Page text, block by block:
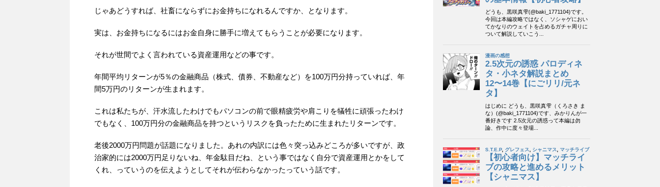
じゃあどうすれば、社畜にならずにお金持ちになれるんですか、となります。
実は、お金持ちになるにはお金自身に勝手に増えてもらうことが必要になります。
それが世間でよく言われている資産運用などの事です。
年間平均リターンが5％の金融商品（株式、債券、不動産など）を100万円分持っていれば、年
間5万円のリターンが生まれます。
これは私たちが、汗水流したわけでもパソコンの前で眼精疲労や肩こりを犠牲に頑張ったわけ
でもなく、100万円分の金融商品を持つというリスクを負ったために生まれたリターンです。
老後2000万円問題が話題になりました。あれの内訳には色々突っ込みどころが多いですが、政
治家的には2000万円足りないね、年金駄目だね、という事ではなく自分で資産運用とかをして
くれ、っていうのを伝えようとしてそれが伝わらなかったっていう話です。